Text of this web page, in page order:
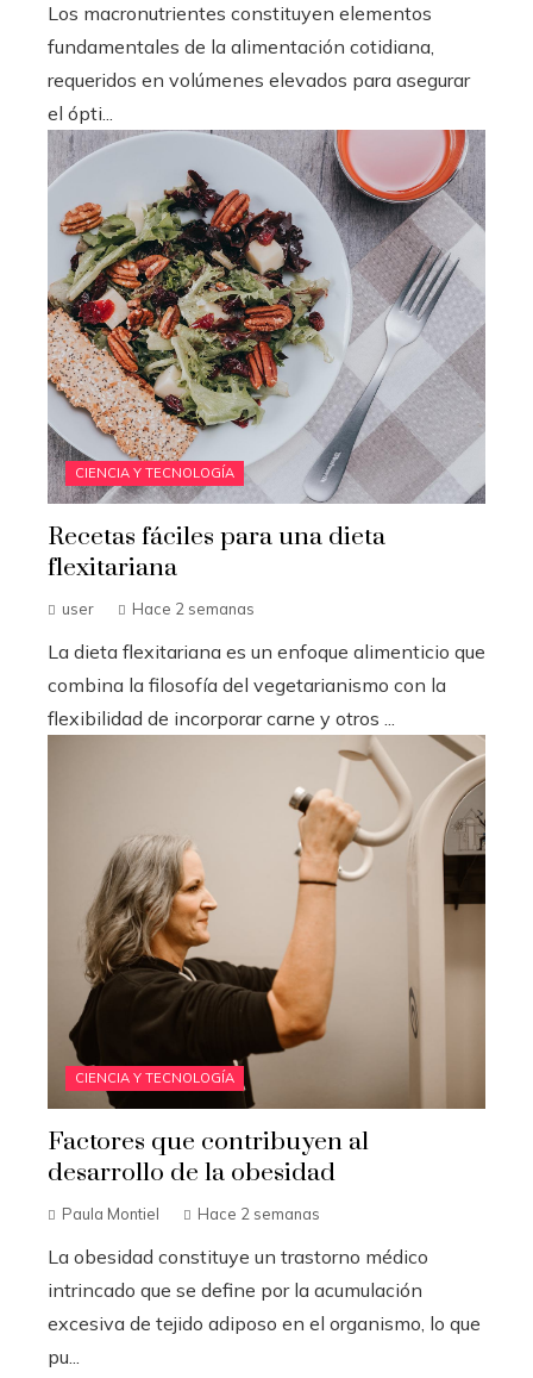
Los macronutrientes constituyen elementos
fundamentales de la alimentación cotidiana,
requeridos en volúmenes elevados para asegurar
el ópti...
CIENCIA Y TECNOLOGÍA
Recetas fáciles para una dieta
flexitariana
user Hace 2 semanas
La dieta flexitariana es un enfoque alimenticio que
combina la filosofía del vegetarianismo con la
flexibilidad de incorporar carne y otros ...
CIENCIA Y TECNOLOGÍA
Factores que contribuyen al
desarrollo de la obesidad
Paula Montiel Hace 2 semanas
La obesidad constituye un trastorno médico
intrincado que se define por la acumulación
excesiva de tejido adiposo en el organismo, lo que
pu...